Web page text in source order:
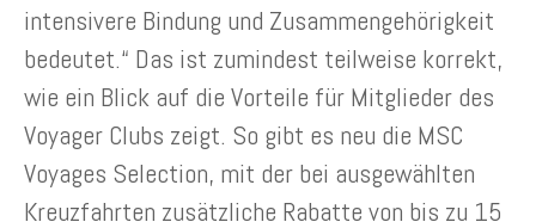
intensivere Bindung und Zusammengehörigkeit
bedeutet.“ Das ist zumindest teilweise korrekt,
wie ein Blick auf die Vorteile für Mitglieder des
Voyager Clubs zeigt. So gibt es neu die MSC
Voyages Selection, mit der bei ausgewählten
Kreuzfahrten zusätzliche Rabatte von bis zu 15